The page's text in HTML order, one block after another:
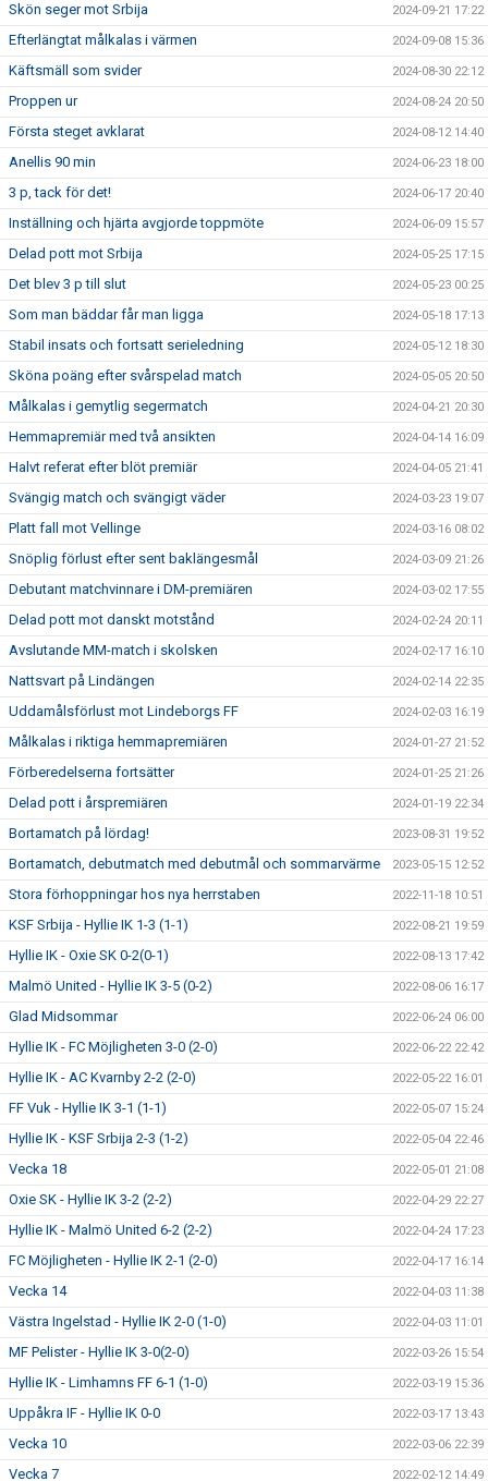
Skön seger mot Srbija 2024-09-21 17:22
Efterlängtat målkalas i värmen 2024-09-08 15:36
Käftsmäll som svider 2024-08-30 22:12
Proppen ur 2024-08-24 20:50
Första steget avklarat 2024-08-12 14:40
Anellis 90 min 2024-06-23 18:00
3 p, tack för det! 2024-06-17 20:40
Inställning och hjärta avgjorde toppmöte 2024-06-09 15:57
Delad pott mot Srbija 2024-05-25 17:15
Det blev 3 p till slut 2024-05-23 00:25
Som man bäddar får man ligga 2024-05-18 17:13
Stabil insats och fortsatt serieledning 2024-05-12 18:30
Sköna poäng efter svårspelad match 2024-05-05 20:50
Målkalas i gemytlig segermatch 2024-04-21 20:30
Hemmapremiär med två ansikten 2024-04-14 16:09
Halvt referat efter blöt premiär 2024-04-05 21:41
Svängig match och svängigt väder 2024-03-23 19:07
Platt fall mot Vellinge 2024-03-16 08:02
Snöplig förlust efter sent baklängesmål 2024-03-09 21:26
Debutant matchvinnare i DM-premiären 2024-03-02 17:55
Delad pott mot danskt motstånd 2024-02-24 20:11
Avslutande MM-match i skolsken 2024-02-17 16:10
Nattsvart på Lindängen 2024-02-14 22:35
Uddamålsförlust mot Lindeborgs FF 2024-02-03 16:19
Målkalas i riktiga hemmapremiären 2024-01-27 21:52
Förberedelserna fortsätter 2024-01-25 21:26
Delad pott i årspremiären 2024-01-19 22:34
Bortamatch på lördag! 2023-08-31 19:52
Bortamatch, debutmatch med debutmål och sommarvärme 2023-05-15 12:52
Stora förhoppningar hos nya herrstaben 2022-11-18 10:51
KSF Srbija - Hyllie IK 1-3 (1-1) 2022-08-21 19:59
Hyllie IK - Oxie SK 0-2(0-1) 2022-08-13 17:42
Malmö United - Hyllie IK 3-5 (0-2) 2022-08-06 16:17
Glad Midsommar 2022-06-24 06:00
Hyllie IK - FC Möjligheten 3-0 (2-0) 2022-06-22 22:42
Hyllie IK - AC Kvarnby 2-2 (2-0) 2022-05-22 16:01
FF Vuk - Hyllie IK 3-1 (1-1) 2022-05-07 15:24
Hyllie IK - KSF Srbija 2-3 (1-2) 2022-05-04 22:46
Vecka 18 2022-05-01 21:08
Oxie SK - Hyllie IK 3-2 (2-2) 2022-04-29 22:27
Hyllie IK - Malmö United 6-2 (2-2) 2022-04-24 17:23
FC Möjligheten - Hyllie IK 2-1 (2-0) 2022-04-17 16:14
Vecka 14 2022-04-03 11:38
Västra Ingelstad - Hyllie IK 2-0 (1-0) 2022-04-03 11:01
MF Pelister - Hyllie IK 3-0(2-0) 2022-03-26 15:54
Hyllie IK - Limhamns FF 6-1 (1-0) 2022-03-19 15:36
Uppåkra IF - Hyllie IK 0-0 2022-03-17 13:43
Vecka 10 2022-03-06 22:39
Vecka 7 2022-02-12 14:49